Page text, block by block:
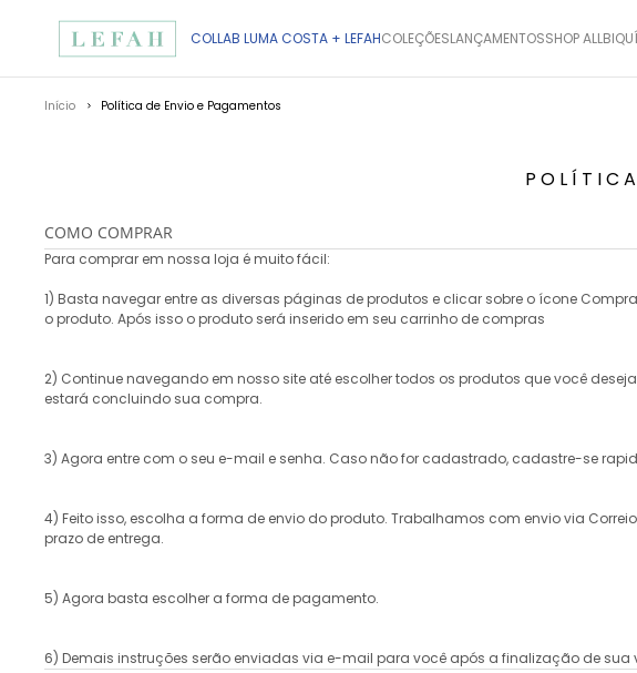
COLLAB LUMA COSTA + LEFAHCOLEÇÕESLANÇAMENTOSSHOP ALL
Início Política de Envio e Pagamentos
COMO COMPRAR
Para comprar em nossa loja é muito fácil:
1) Basta navegar entre as diversas páginas de produtos e clicar sobre o ícone
o produto. Após isso o produto será inserido em seu carrinho de compras
2) Continue navegando em nosso site até escolher todos os produtos que você
estará concluindo sua compra.
3) Agora entre com o seu e-mail e senha. Caso não for cadastrado, cadastre-se
4) Feito isso, escolha a forma de envio do produto. Trabalhamos com envio via
prazo de entrega.
5) Agora basta escolher a forma de pagamento.
6) Demais instruções serão enviadas via e-mail para você após a finalização de sua